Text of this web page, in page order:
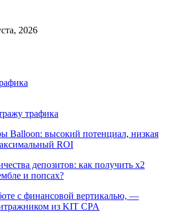
2026
трафика
Balloon: высокий потенциал, низкая
ROI
депозитов: как получить х2
и попсах?
с финансовой вертикалью, —
из KIT CPA